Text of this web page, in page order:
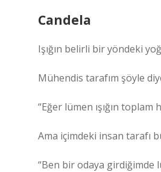
Candela
Işığın belirli bir yöndeki
Mühendis tarafım şöyle
“Eğer lümen ışığın
Ama içimdeki insan tarafı
“Ben bir odaya girdiğimde